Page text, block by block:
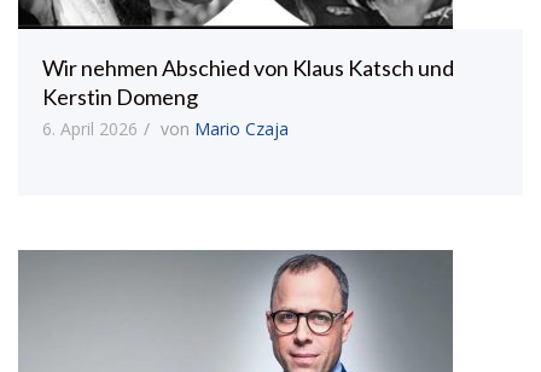
Wir nehmen Abschied von Klaus Katsch und
Kerstin Domeng
6. April 2026 von Mario Czaja